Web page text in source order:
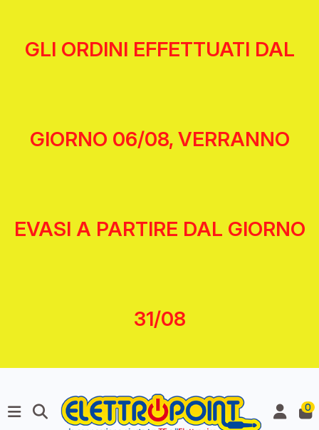
GLI ORDINI EFFETTUATI DAL
GIORNO 06/08, VERRANNO
EVASI A PARTIRE DAL GIORNO
31/08
0